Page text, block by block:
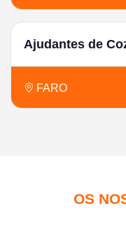
Ajudantes de
FARO
OS